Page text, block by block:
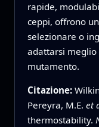
rapide,
ceppi, offrono
selezionare o
adattarsi
mutamento.
Citazione:
Pereyra, M.E. et
thermostability.